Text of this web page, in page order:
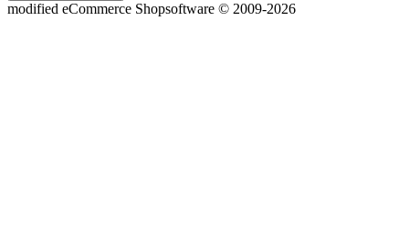
modified eCommerce Shopsoftware © 2009-2026